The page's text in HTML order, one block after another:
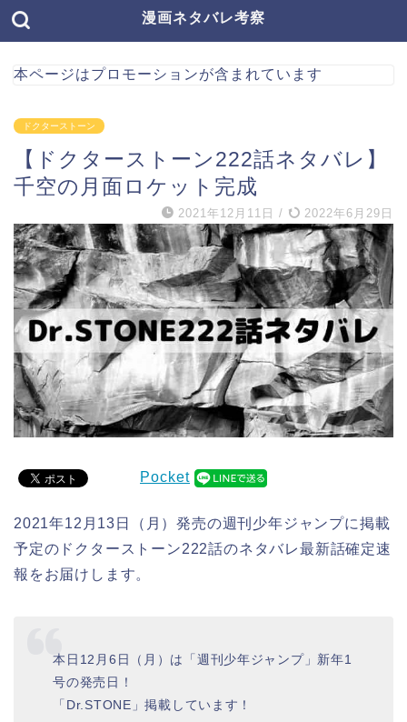
漫画ネタバレ考察
本ページはプロモーションが含まれています
ドクターストーン
【ドクターストーン222話ネタバレ】
千空の月面ロケット完成
2021年12月11日 / 2022年6月29日
Pocket
2021年12月13日（月）発売の週刊少年ジャンプに掲載
予定のドクターストーン222話のネタバレ最新話確定速
報をお届けします。
本日12月6日（月）は「週刊少年ジャンプ」新年1
号の発売日！
「Dr.STONE」掲載しています！